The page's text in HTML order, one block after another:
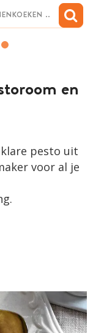
en
pesto uit
voor al je